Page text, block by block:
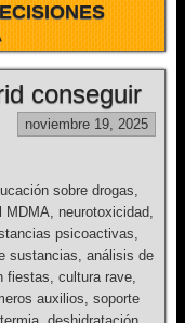
conseguir
noviembre 19, 2025
sobre drogas,
neurotoxicidad,
psicoactivas,
sustancias, análisis de
fiestas, cultura rave,
auxilios, soporte